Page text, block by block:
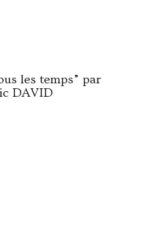
les temps” par
DAVID